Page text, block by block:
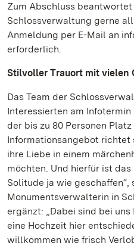
Zum Abschluss beantwortet
Schlossverwaltung gerne
Anmeldung per E-Mail an
erforderlich.
Stilvoller Trauort mit vielen
Das Team der
Interessierten am
der bis zu 80 Personen
Informationsangebot richtet
ihre Liebe in einem
möchten. Und hierfür ist
Solitude ja wie
Monumentsverwalterin in
ergänzt: „Dabei sind bei
eine Hochzeit hier
willkommen wie frisch